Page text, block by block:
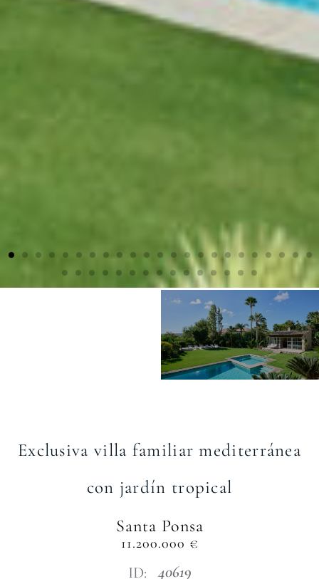
Exclusiva villa familiar mediterránea
con jardín tropical
Santa Ponsa
11.200.000 €
ID: 40619